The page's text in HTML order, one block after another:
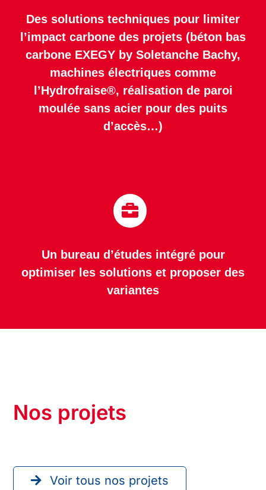
Des solutions techniques pour limiter
l’impact carbone des projets (béton bas
carbone EXEGY by Soletanche Bachy,
machines électriques comme
l’Hydrofraise®, réalisation de paroi
moulée sans acier pour des puits
d’accès…)
Un bureau d’études intégré pour
optimiser les solutions et proposer des
variantes
Nos projets
Voir tous nos projets